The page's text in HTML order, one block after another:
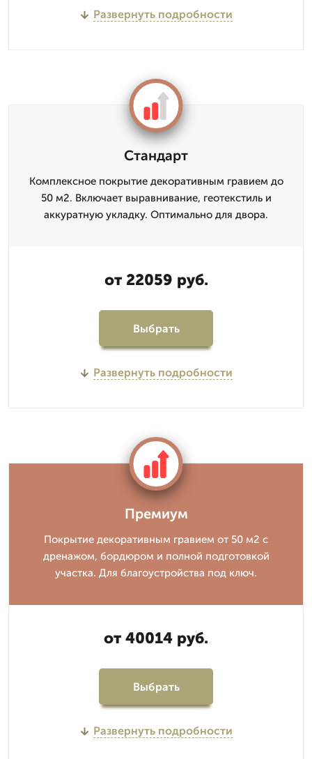
Развернуть подробности
Стандарт
Комплексное покрытие декоративным гравием до
50 м2. Включает выравнивание, геотекстиль и
аккуратную укладку. Оптимально для двора.
от 22059 руб.
Выбрать
Развернуть подробности
Премиум
Покрытие декоративным гравием от 50 м2 с
дренажом, бордюром и полной подготовкой
участка. Для благоустройства под ключ.
от 40014 руб.
Выбрать
Развернуть подробности